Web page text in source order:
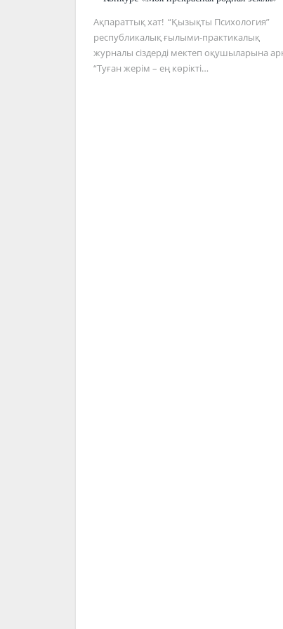
Ақпараттық хат! “Қызықты Психология”
республикалық ғылыми-практикалық
журналы сіздерді мектеп оқушыларына
“Туған жерім – ең көрікті…